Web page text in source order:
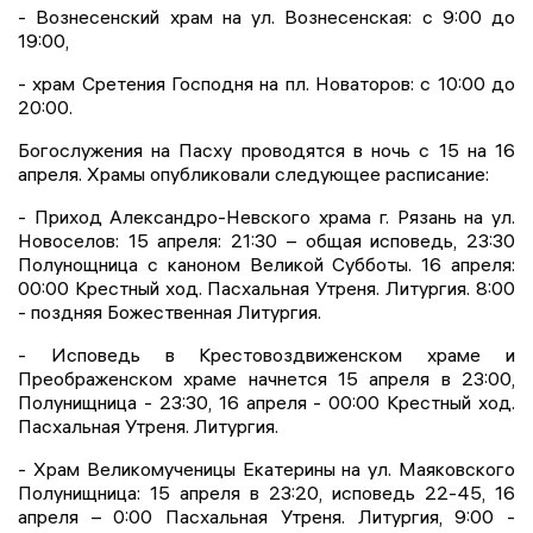
- Вознесенский храм на ул. Вознесенская: с 9:00 до
19:00,
- храм Сретения Господня на пл. Новаторов: с 10:00 до
20:00.
Богослужения на Пасху проводятся в ночь с 15 на 16
апреля. Храмы опубликовали следующее расписание:
- Приход Александро-Невского храма г. Рязань на ул.
Новоселов: 15 апреля: 21:30 – общая исповедь, 23:30
Полунощница с каноном Великой Субботы. 16 апреля:
00:00 Крестный ход. Пасхальная Утреня. Литургия. 8:00
- поздняя Божественная Литургия.
- Исповедь в Крестовоздвиженском храме и
Преображенском храме начнется 15 апреля в 23:00,
Полунищница - 23:30, 16 апреля - 00:00 Крестный ход.
Пасхальная Утреня. Литургия.
- Храм Великомученицы Екатерины на ул. Маяковского
Полунищница: 15 апреля в 23:20, исповедь 22-45, 16
апреля – 0:00 Пасхальная Утреня. Литургия, 9:00 -